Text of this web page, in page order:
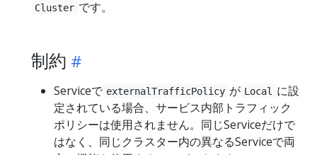
Cluster です。
制約
Serviceで externalTrafficPolicy が Local
に設
定されている場合、サービス内部トラフィック
ポリシーは使用されません。同じServiceだけで
はなく、同じクラスター内の異なるServiceで両